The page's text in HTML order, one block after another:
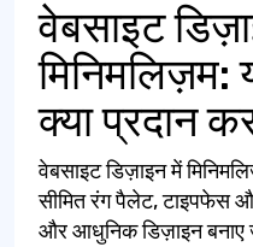
वेबसाइट
मिनिमलिज़म:
क्या प्रदान
वेबसाइट डिज़ाइन में
सीमित रंग पैलेट, टाइपफेस
और आधुनिक डिज़ाइन बनाए